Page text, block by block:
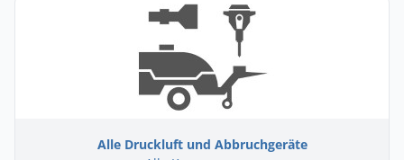
Alle Druckluft und Abbruchgeräte